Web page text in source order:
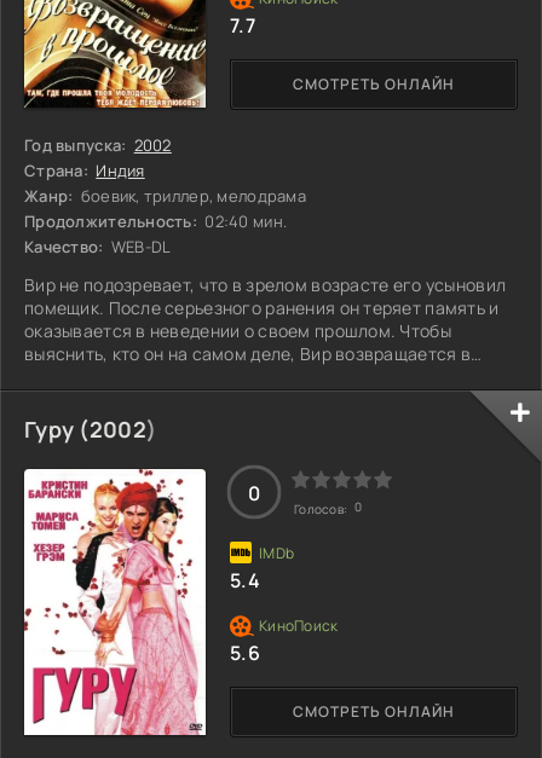
Год выпуска: 2002
Страна: Индия
Жанр: боевик, триллер, мелодрама
Продолжительность: 02:40 мин.
Качество: WEB-DL
Вир не подозревает, что в зрелом возрасте его усыновил
помещик. После серьезного ранения он теряет память и
оказывается в неведении о своем прошлом. Чтобы
выяснить, кто он на самом деле, Вир возвращается в
Мэхэк. Город, полон воспоминаний и неизбывных чувств,
становится для него местом, где переплетаются мечты и
реальность. Что же ему откроется в этом путешествии?
СМОТРЕТЬ ОНЛАЙН
7.7
Гуру (2002)
СМОТРЕТЬ ОНЛАЙН
0
Голосов: 0
5.4
5.6